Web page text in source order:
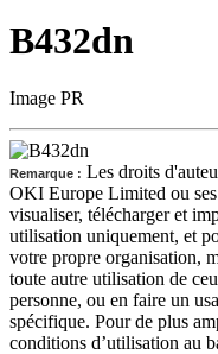
B432dn
Image PR
Remarque : Les droits
OKI Europe Limited ou
visualiser, télécharger et
utilisation uniquement, et
votre propre organisation,
toute autre utilisation de
personne, ou en faire un
spécifique. Pour de plus
conditions d’utilisation au